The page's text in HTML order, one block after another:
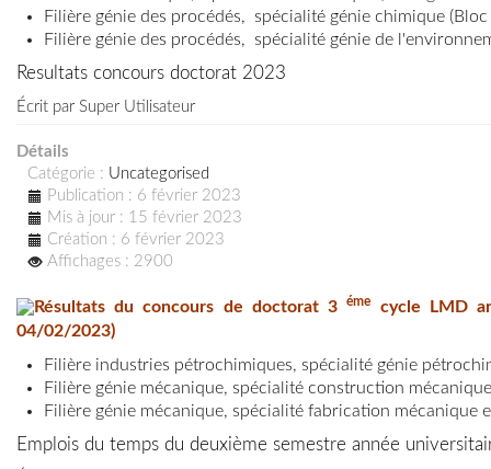
Filière génie des procédés, spécialité génie chimique
Filière génie des procédés, spécialité génie de
Resultats concours doctorat 2023
Écrit par Super Utilisateur
Détails
Catégorie : Uncategorised
Publication : 6 février 2023
Mis à jour : 15 février 2023
Création : 6 février 2023
Affichages : 2900
Résultats du concours de doctorat 3éme
cycle LMD
04/02/2023)
Filière industries pétrochimiques, spécialité génie
Filière génie mécanique, spécialité construction mécanique
Filière génie mécanique, spécialité fabrication mécanique
Emplois du temps du deuxième semestre année